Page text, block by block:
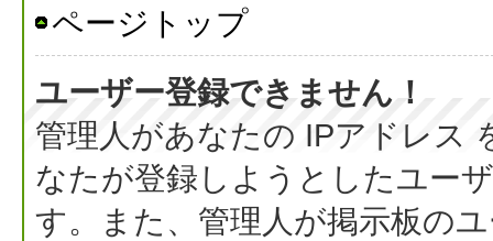
ページトップ
ユーザー登録できません！
管理人があなたの IPアドレス
なたが登録しようとしたユー
す。また、管理人が掲示板の